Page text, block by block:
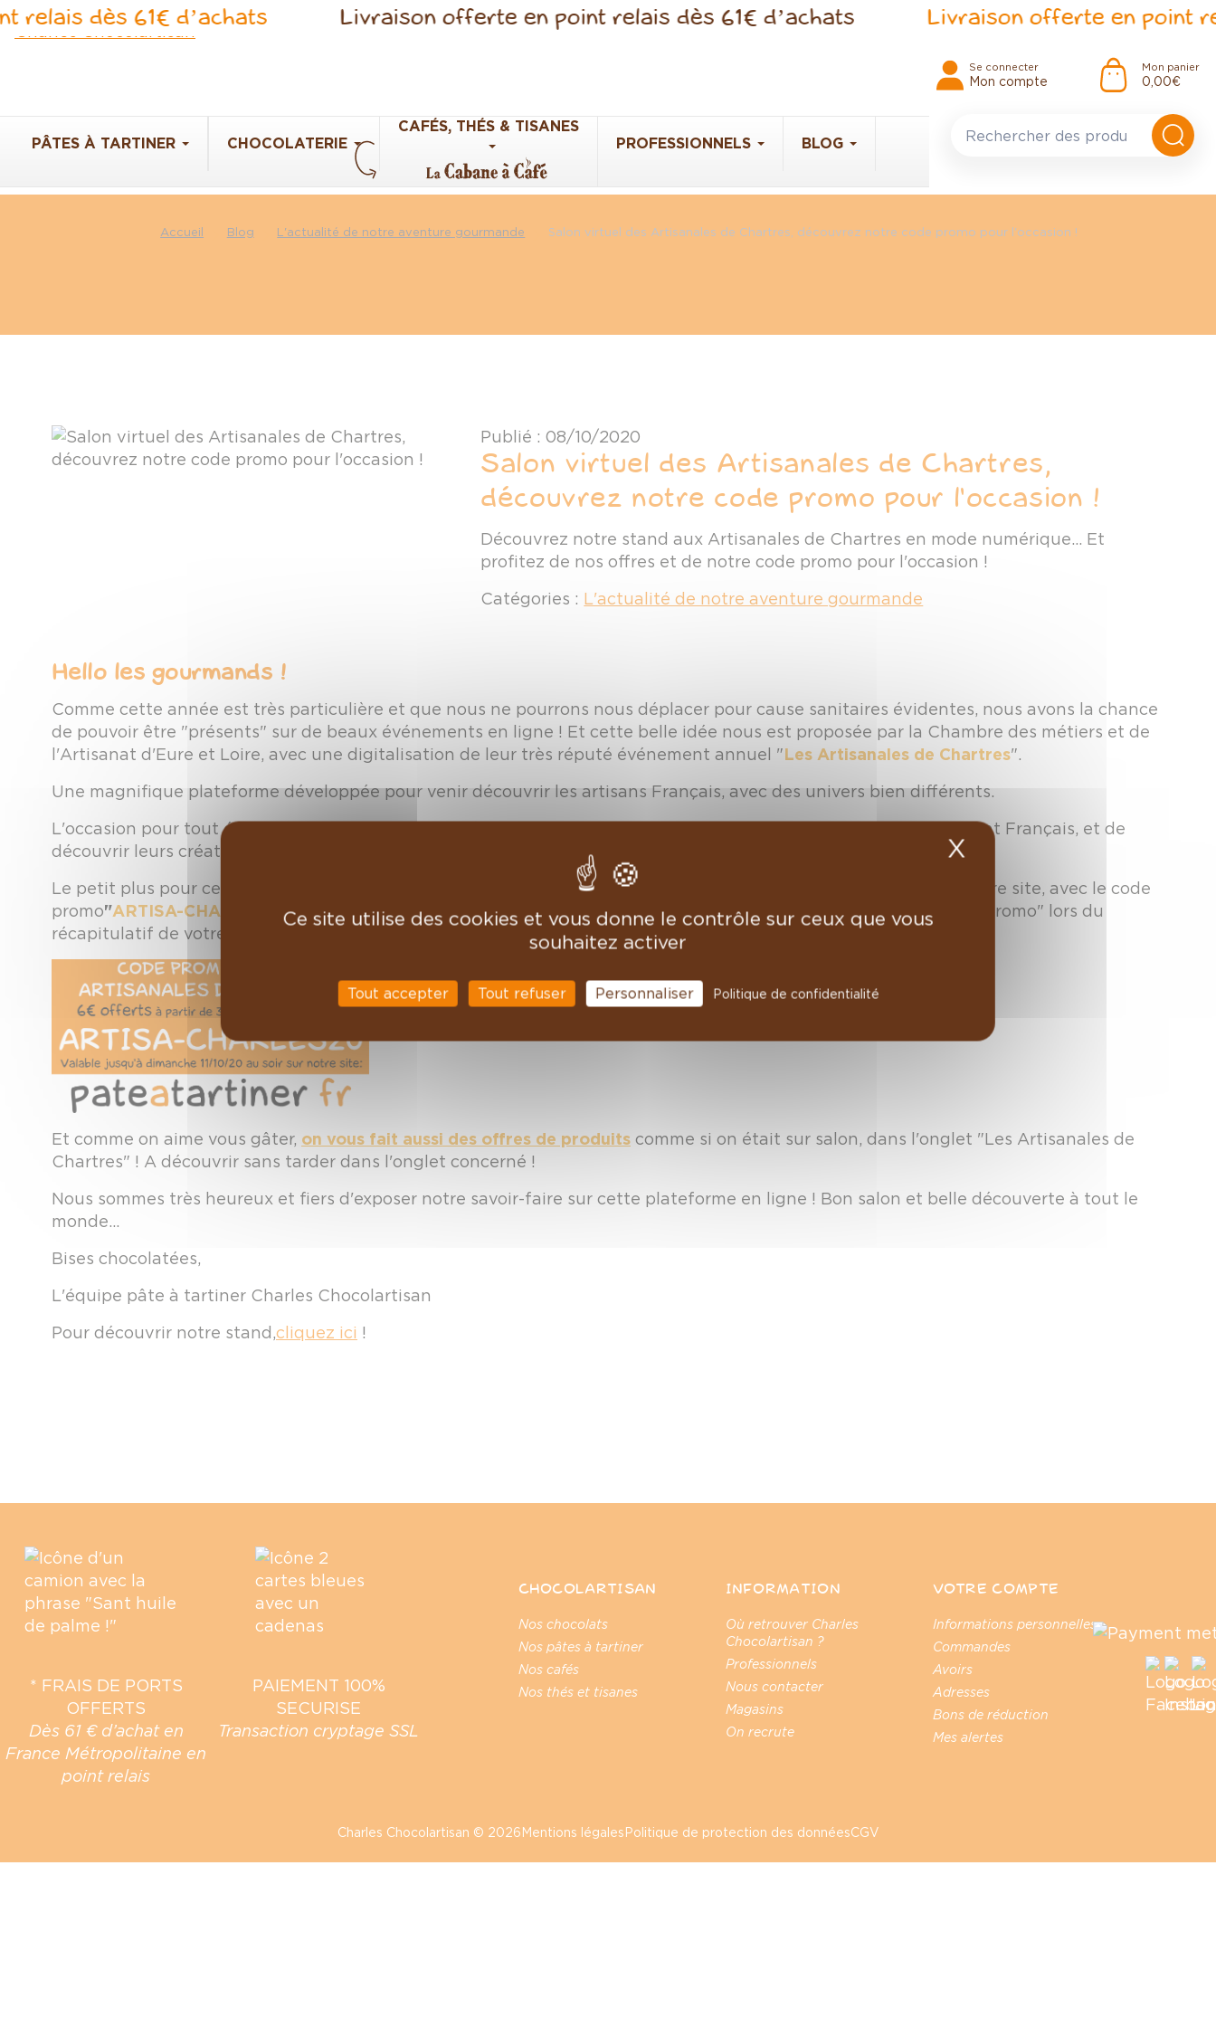
dès 61€ d’achats Livraison offerte en point relais dès 61€ d’achats Livraison offerte en point
Se connecter
Mon compte
Mon panier
0,00 €
PÂTES À TARTINER CHOCOLATERIE
CAFÉS, THÉS & TISANES
PROFESSIONNELS
BLOG
Accueil Blog L'actualité de notre aventure gourmande Salon virtuel des Artisanales de Chartres, découvrez notre code promo pour l'occasion !
Publié : 08/10/2020
Salon virtuel des Artisanales de Chartres,
découvrez notre code promo pour l'occasion !
Découvrez notre stand aux Artisanales de Chartres en mode numérique... Et
profitez de nos offres et de notre code promo pour l'occasion !
Catégories : L'actualité de notre aventure gourmande
Hello les gourmands !
Comme cette année est très particulière et que nous ne pourrons nous déplacer pour cause sanitaires évidentes, nous avons la chance
de pouvoir être "présents" sur de beaux événements en ligne ! Et cette belle idée nous est proposée par la Chambre des métiers et de
l'Artisanat d'Eure et Loire, avec une digitalisation de leur très réputé événement annuel "Les Artisanales de Chartres".
Une magnifique plateforme développée pour venir découvrir les artisans Français, avec des univers bien différents.
L'occasion pour tout épicurien d'aller quand même à la rencontre de celles et ceux qui contribuent au rayonnement Français, et de
découvrir leurs créations. Un chat est même mis à disposition pour échanger avec nous directement !
Le petit plus pour ce salon numérique ?
sur tout vos commandes dépassant 36€
d'achats sur notre site, avec le code
promo"ARTISA-CHARLES20", valable jusqu'à la fin du salon dimanche soir. Renseignez-le dans la rubrique "code promo" lors du
récapitulatif de votrez panier.
Et comme on aime vous gâter, on vous fait aussi des offres de produits comme si on était sur salon, dans l'onglet "Les Artisanales de
Chartres" ! A découvrir sans tarder dans l'onglet concerné !
Nous sommes très heureux et fiers d'exposer notre savoir-faire sur cette plateforme en ligne ! Bon salon et belle découverte à tout le
monde...
Bises chocolatées,
L'équipe pâte à tartiner Charles Chocolartisan
Pour découvrir notre stand,cliquez ici !
* FRAIS DE PORTS
OFFERTS
Dès 61 € d’achat en
France Métropolitaine en
point relais
PAIEMENT 100%
SECURISE
Transaction cryptage SSL
CHOCOLARTISAN
Nos chocolats
Nos pâtes à tartiner
Nos cafés
Nos thés et tisanes
INFORMATION
Où retrouver Charles
Chocolartisan ?
Professionnels
Nous contacter
Magasins
On recrute
VOTRE COMPTE
Informations personnelles
Commandes
Avoirs
Adresses
Bons de réduction
Mes alertes
Charles Chocolartisan © 2026Mentions légalesPolitique de protection des donnéesCGV
Panneau de gestion des cookies
Ce site utilise des cookies et vous donne le contrôle sur ceux que vous
souhaitez activer
Tout accepter Tout refuser Personnaliser Politique de confidentialité
X Masquer le